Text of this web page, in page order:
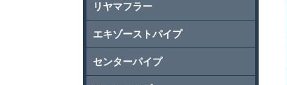
リヤマフラー
エキゾーストパイプ
センターパイプ